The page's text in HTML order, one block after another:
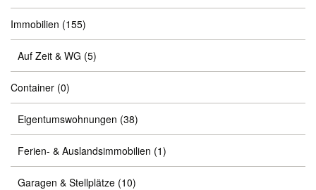
Immobilien (155)
Auf Zeit & WG (5)
Container (0)
Eigentumswohnungen (38)
Ferien- & Auslandsimmobilien (1)
Garagen & Stellplätze (10)